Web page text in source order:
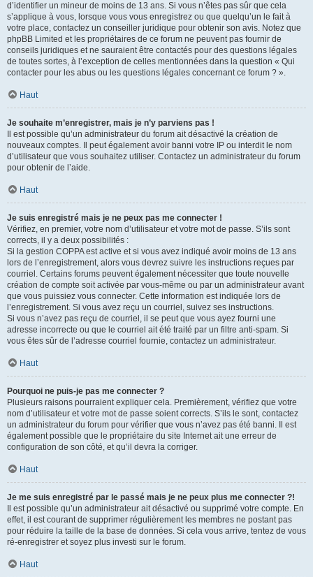
d’identifier un mineur de moins de 13 ans. Si vous n’êtes pas sûr que cela
s’applique à vous, lorsque vous vous enregistrez ou que quelqu’un le fait à
votre place, contactez un conseiller juridique pour obtenir son avis. Notez que
phpBB Limited et les propriétaires de ce forum ne peuvent pas fournir de
conseils juridiques et ne sauraient être contactés pour des questions légales
de toutes sortes, à l’exception de celles mentionnées dans la question « Qui
contacter pour les abus ou les questions légales concernant ce forum ? ».
Haut
Je souhaite m’enregistrer, mais je n’y parviens pas !
Il est possible qu’un administrateur du forum ait désactivé la création de
nouveaux comptes. Il peut également avoir banni votre IP ou interdit le nom
d’utilisateur que vous souhaitez utiliser. Contactez un administrateur du forum
pour obtenir de l’aide.
Haut
Je suis enregistré mais je ne peux pas me connecter !
Vérifiez, en premier, votre nom d’utilisateur et votre mot de passe. S’ils sont
corrects, il y a deux possibilités :
Si la gestion COPPA est active et si vous avez indiqué avoir moins de 13 ans
lors de l’enregistrement, alors vous devrez suivre les instructions reçues par
courriel. Certains forums peuvent également nécessiter que toute nouvelle
création de compte soit activée par vous-même ou par un administrateur avant
que vous puissiez vous connecter. Cette information est indiquée lors de
l’enregistrement. Si vous avez reçu un courriel, suivez ses instructions.
Si vous n’avez pas reçu de courriel, il se peut que vous ayez fourni une
adresse incorrecte ou que le courriel ait été traité par un filtre anti-spam. Si
vous êtes sûr de l’adresse courriel fournie, contactez un administrateur.
Haut
Pourquoi ne puis-je pas me connecter ?
Plusieurs raisons pourraient expliquer cela. Premièrement, vérifiez que votre
nom d’utilisateur et votre mot de passe soient corrects. S’ils le sont, contactez
un administrateur du forum pour vérifier que vous n’avez pas été banni. Il est
également possible que le propriétaire du site Internet ait une erreur de
configuration de son côté, et qu’il devra la corriger.
Haut
Je me suis enregistré par le passé mais je ne peux plus me connecter ?!
Il est possible qu’un administrateur ait désactivé ou supprimé votre compte. En
effet, il est courant de supprimer régulièrement les membres ne postant pas
pour réduire la taille de la base de données. Si cela vous arrive, tentez de vous
ré-enregistrer et soyez plus investi sur le forum.
Haut